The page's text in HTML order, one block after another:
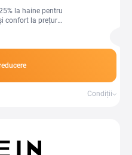
la haine pentru
confort la prețuri
Condiții